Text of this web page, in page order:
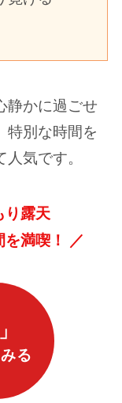
静かに過ごせ
特別な時間を
気です。
り露天
満喫！ ／
」
る